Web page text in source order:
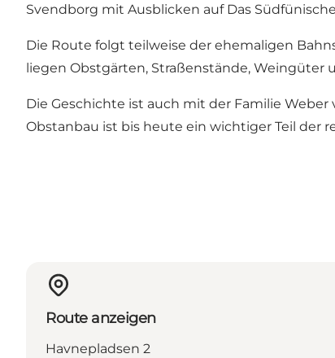
Svendborg mit Ausblicken auf Das
Die Route folgt teilweise der ehemaligen
liegen Obstgärten, Straßenstände, Weingüter
Die Geschichte ist auch mit der Familie
Obstanbau ist bis heute ein wichtiger Teil der
Route anzeigen
Havnepladsen 2